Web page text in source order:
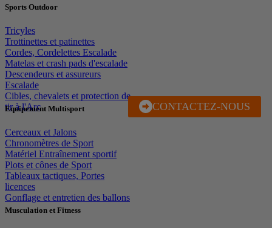
J'EN PROFITE
CONTACTEZ-NOUS
Sports Outdoor
Tricyles
Trottinettes et patinettes
Cordes, Cordelettes Escalade
Matelas et crash pads d'escalade
Descendeurs et assureurs
Escalade
Cibles, chevalets et protection de
tir à l'Arc
Equipement Multisport
Cerceaux et Jalons
Chronomètres de Sport
Matériel Entraînement sportif
Plots et cônes de Sport
Tableaux tactiques, Portes
licences
Gonflage et entretien des ballons
Musculation et Fitness